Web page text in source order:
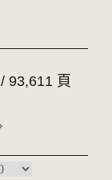
/ 93,611 頁